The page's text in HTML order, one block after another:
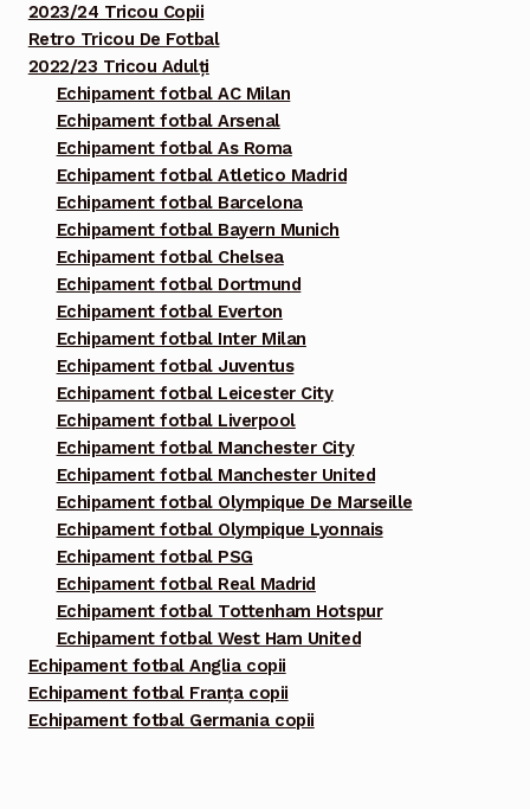
2023/24 Tricou Copii
Retro Tricou De Fotbal
2022/23 Tricou Adulți
Echipament fotbal AC Milan
Echipament fotbal Arsenal
Echipament fotbal As Roma
Echipament fotbal Atletico Madrid
Echipament fotbal Barcelona
Echipament fotbal Bayern Munich
Echipament fotbal Chelsea
Echipament fotbal Dortmund
Echipament fotbal Everton
Echipament fotbal Inter Milan
Echipament fotbal Juventus
Echipament fotbal Leicester City
Echipament fotbal Liverpool
Echipament fotbal Manchester City
Echipament fotbal Manchester United
Echipament fotbal Olympique De Marseille
Echipament fotbal Olympique Lyonnais
Echipament fotbal PSG
Echipament fotbal Real Madrid
Echipament fotbal Tottenham Hotspur
Echipament fotbal West Ham United
Echipament fotbal Anglia copii
Echipament fotbal Franța copii
Echipament fotbal Germania copii